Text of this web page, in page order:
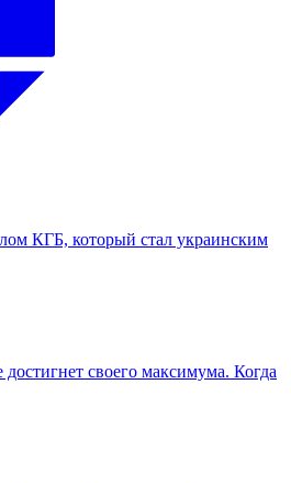
КГБ, который стал украинским
своего максимума. Когда